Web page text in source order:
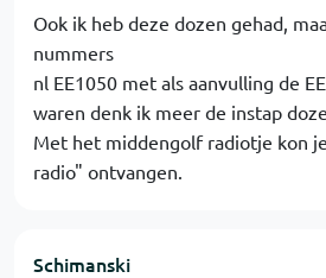
Ook ik heb deze dozen gehad,
nummers
nl EE1050 met als aanvulling de
waren denk ik meer de instap
Met het middengolf radiotje kon
radio" ontvangen.
Schimanski